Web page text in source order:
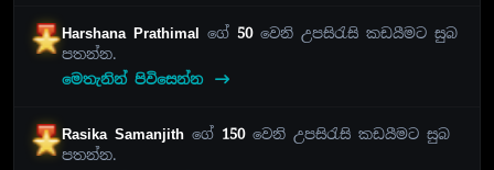
Harshana Prathimal ගේ 50වෙනි උපසිරැසි කඩයීමට සුබ
පතන්න.
මෙතැනින් පිවිසෙන්න
Rasika Samanjithගේ 150වෙනි උපසිරැසි කඩයීමට සුබ
පතන්න.